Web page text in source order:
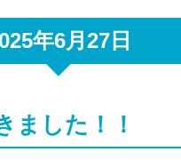
年6月27日
ました！！